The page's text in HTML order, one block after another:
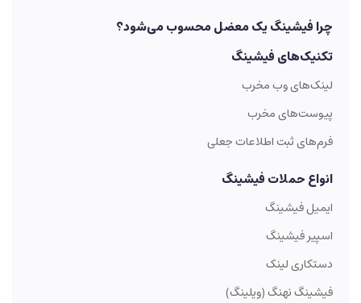
چرا فیشینگ یک معضل محسوب می‌شود؟
تکنیک‌های فیشینگ
لینک‌های وب مخرب
پیوست‌های مخرب
فرم‌های ثبت اطلاعات جعلی
انواع حملات فیشینگ
ایمیل فیشینگ
اسپیر فیشینگ
دستکاری لینک
فیشینگ نهنگ (ویلینگ)